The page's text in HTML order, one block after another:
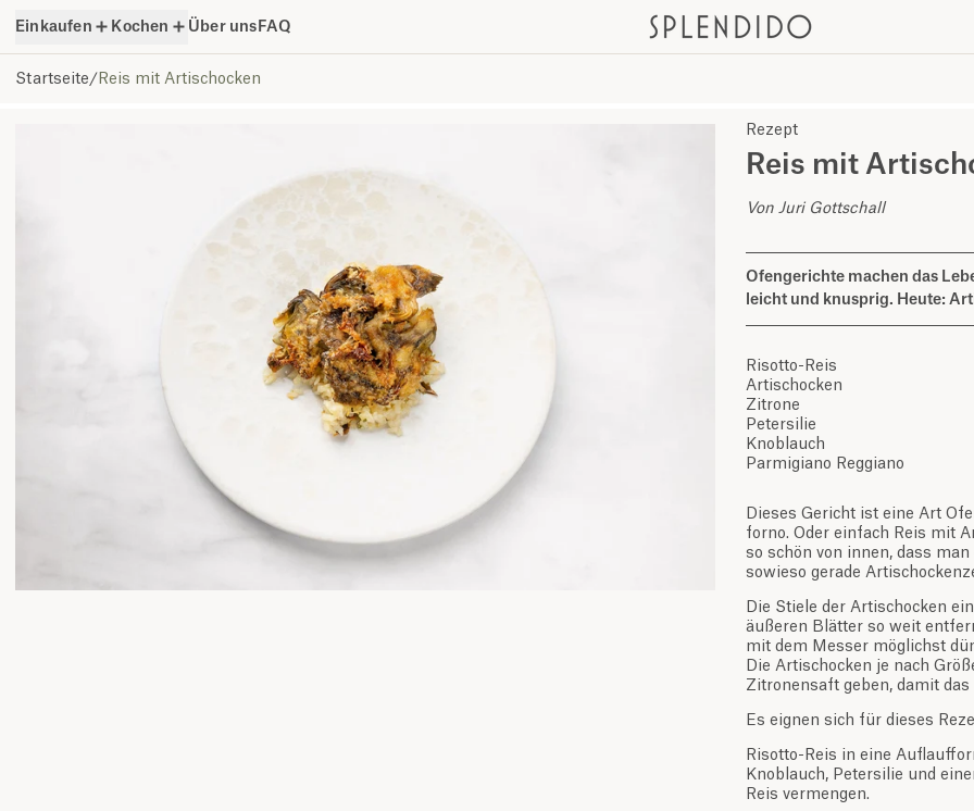
Einkaufen Kochen Über uns FAQ
Startseite/ Reis mit Artischocken
Rezept
Reis mit
Von Juri Gottschall
Ofengerichte machen das
leicht und knusprig. Heute:
Risotto-Reis
Artischocken
Zitrone
Petersilie
Knoblauch
Parmigiano Reggiano
Dieses Gericht ist eine Art
forno. Oder einfach Reis mit
so schön von innen, dass
sowieso gerade
Die Stiele der Artischocken
äußeren Blätter so weit
mit dem Messer möglichst
Die Artischocken je nach
Zitronensaft geben, damit
Es eignen sich für dieses
Risotto-Reis in eine
Knoblauch, Petersilie und
Reis vermengen.